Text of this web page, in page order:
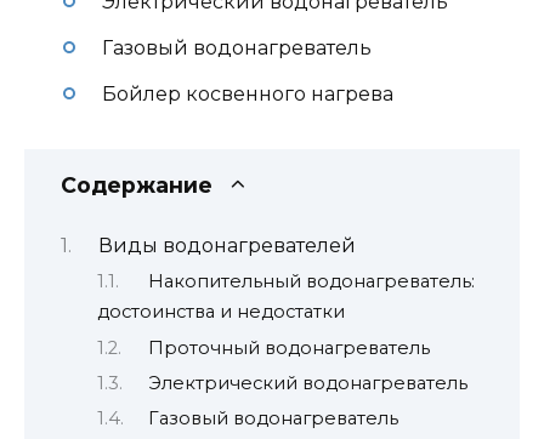
Газовый водонагреватель
Бойлер косвенного нагрева
Содержание
Виды водонагревателей
Накопительный водонагреватель:
достоинства и недостатки
Проточный водонагреватель
Электрический водонагреватель
Газовый водонагреватель